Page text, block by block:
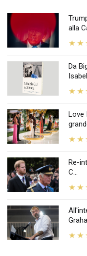
alla
Da
Love
Re-
C...